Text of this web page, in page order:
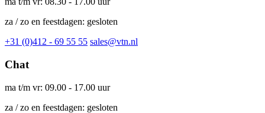
za / zo en feestdagen: gesloten
+31 (0)412 - 69 55 55 sales@vtn.nl
Chat
ma t/m vr: 09.00 - 17.00 uur
za / zo en feestdagen: gesloten